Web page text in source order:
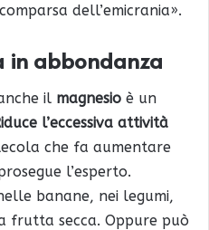
dell’emicrania».
in abbondanza
il magnesio è un
l’eccessiva attività
che fa aumentare
l’esperto.
banane, nei legumi,
frutta secca. Oppure può